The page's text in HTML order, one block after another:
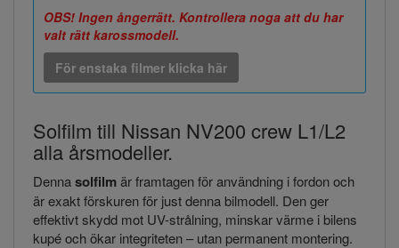
OBS! Ingen ångerrätt. Kontrollera noga att du har
valt rätt karossmodell.
För enstaka filmer klicka här
Solfilm till Nissan NV200 crew L1/L2
alla årsmodeller.
Dennasolfilmär framtagen för användning i fordon och
är exakt förskuren för just denna bilmodell. Den ger
effektivt skydd mot UV-strålning, minskar värme i bilens
kupé och ökar integriteten – utan permanent montering.